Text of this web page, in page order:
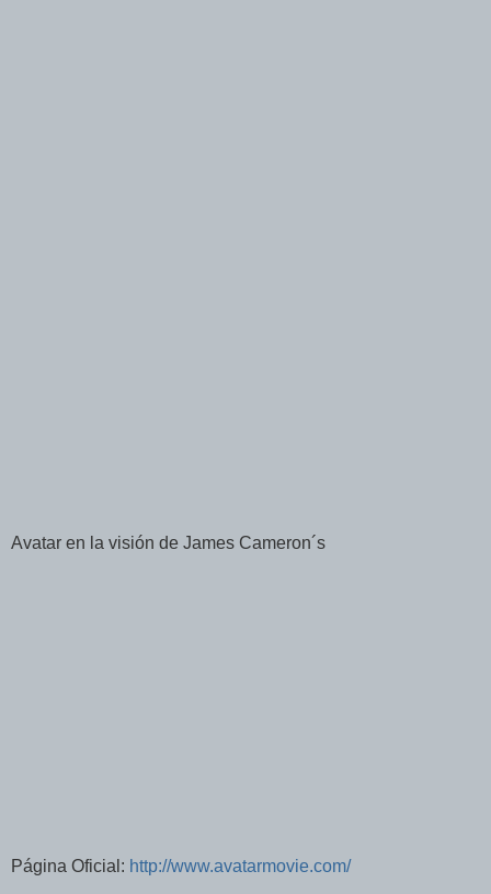
Avatar en la visión de James Cameron´s
Página Oficial: http://www.avatarmovie.com/